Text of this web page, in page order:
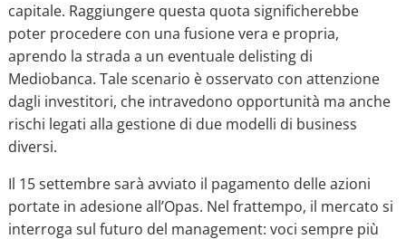
capitale. Raggiungere questa quota significherebbe
poter procedere con una fusione vera e propria,
aprendo la strada a un eventuale delisting di
Mediobanca. Tale scenario è osservato con attenzione
dagli investitori, che intravedono opportunità ma anche
rischi legati alla gestione di due modelli di business
diversi.
Il 15 settembre sarà avviato il pagamento delle azioni
portate in adesione all’Opas. Nel frattempo, il mercato si
interroga sul futuro del management: voci sempre più